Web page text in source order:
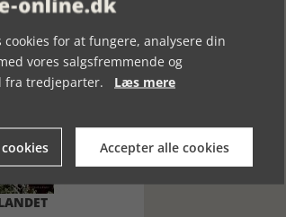
for at fungere, analysere din
vores salgsfremmende og
fra tredjeparter. Læs mere
Accepter alle cookies